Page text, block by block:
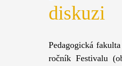
diskuzi
Pedagogická
ročník Festivalu